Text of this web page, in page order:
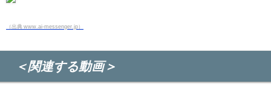
（出典 www.ai-messenger.jp）
＜関連する動画＞